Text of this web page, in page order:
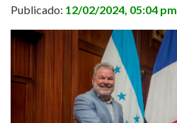
Publicado: 12/02/2024, 05:04 pm